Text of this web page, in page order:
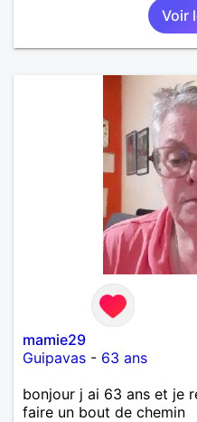
Voir
mamie29
Guipavas - 63 ans
bonjour j ai 63 ans et je
faire un bout de chemin